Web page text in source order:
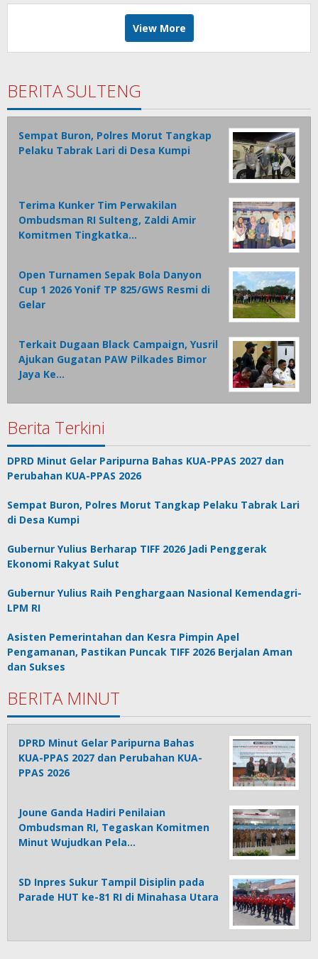
View More
BERITA SULTENG
Sempat Buron, Polres Morut Tangkap
Pelaku Tabrak Lari di Desa Kumpi
Terima Kunker Tim Perwakilan
Ombudsman RI Sulteng, Zaldi Amir
Komitmen Tingkatka…
Open Turnamen Sepak Bola Danyon
Cup 1 2026 Yonif TP 825/GWS Resmi di
Gelar
Terkait Dugaan Black Campaign, Yusril
Ajukan Gugatan PAW Pilkades Bimor
Jaya Ke…
Berita Terkini
DPRD Minut Gelar Paripurna Bahas KUA-PPAS 2027 dan
Perubahan KUA-PPAS 2026
Sempat Buron, Polres Morut Tangkap Pelaku Tabrak Lari
di Desa Kumpi
Gubernur Yulius Berharap TIFF 2026 Jadi Penggerak
Ekonomi Rakyat Sulut
Gubernur Yulius Raih Penghargaan Nasional Kemendagri-
LPM RI
Asisten Pemerintahan dan Kesra Pimpin Apel
Pengamanan, Pastikan Puncak TIFF 2026 Berjalan Aman
dan Sukses
BERITA MINUT
DPRD Minut Gelar Paripurna Bahas
KUA-PPAS 2027 dan Perubahan KUA-
PPAS 2026
Joune Ganda Hadiri Penilaian
Ombudsman RI, Tegaskan Komitmen
Minut Wujudkan Pela…
SD Inpres Sukur Tampil Disiplin pada
Parade HUT ke-81 RI di Minahasa Utara